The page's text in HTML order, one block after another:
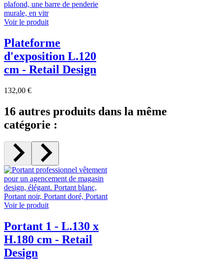
Voir le produit
Plateforme
d'exposition L.120
cm - Retail Design
132,00 €
16 autres produits dans la même
catégorie :
Voir le produit
Portant 1 - L.130 x
H.180 cm - Retail
Design